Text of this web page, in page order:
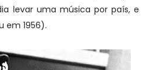
levar uma música por país, e
em 1956).